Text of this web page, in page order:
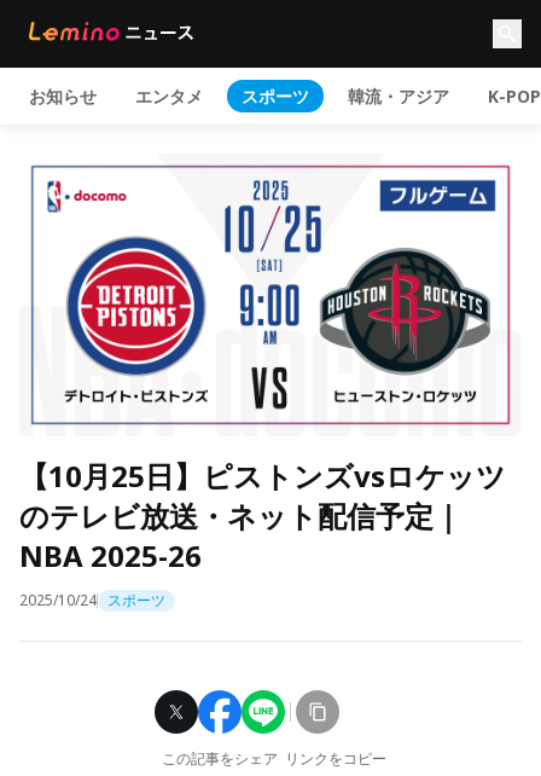
お知らせ エンタメ スポーツ 韓流・アジア K-POP
【10月25日】ピストンズvsロケッツ
のテレビ放送・ネット配信予定｜
NBA 2025-26
2025/10/24 スポーツ
この記事をシェア リンクをコピー